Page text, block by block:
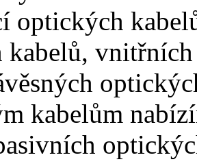
optických
kabelů,
kabelům